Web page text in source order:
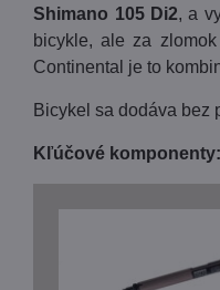
Shimano 105 Di2, a
bicykle, ale za
Continental je to
Bicykel sa dodáva bez
Kľúčové komponenty: